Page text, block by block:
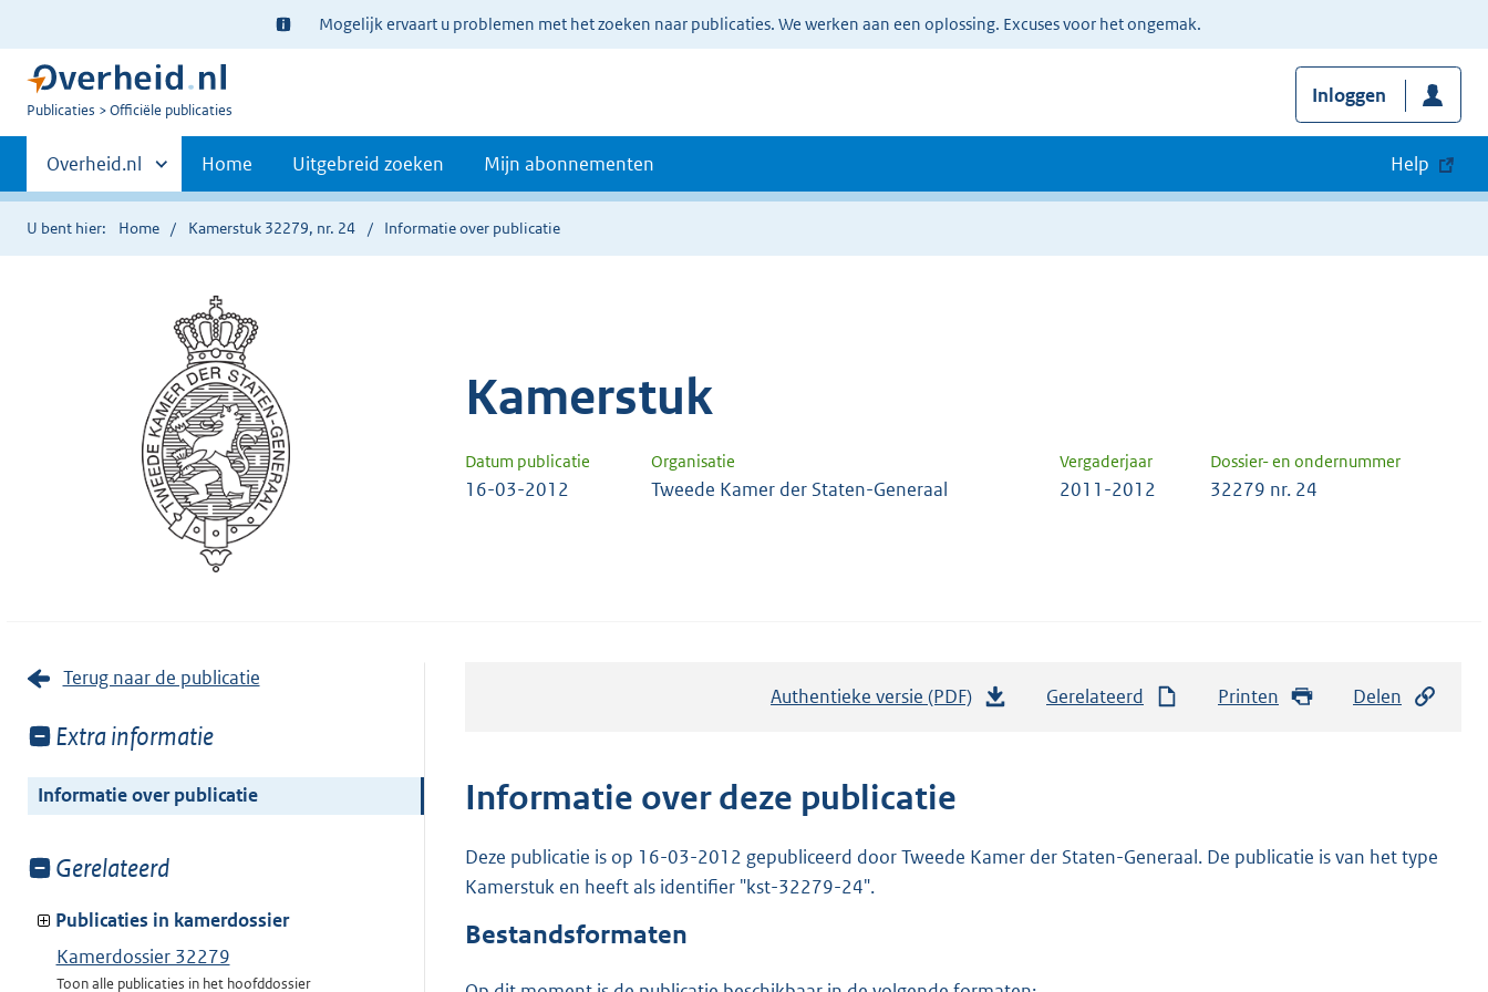
Ter
informatie:
Mogelijk ervaart u problemen met het zoeken naar publicaties. We werken aan een oplossing. Excuses voor het ongemak.
U
Publicaties Officiële publicaties
Inloggen
Primaire
navigatie
Andere
sites
binnen
Overheid.nl Home Uitgebreid zoeken Mijn abonnementen Help
U bent hier: Home Kamerstuk 32279, nr. 24 Informatie over publicatie
Kamerstuk
Datum publicatie Organisatie Vergaderjaar Dossier- en ondernummer
16-03-2012 Tweede Kamer der Staten-Generaal 2011-2012 32279 nr. 24
Terug naar de publicatie
Toon
van:
Extra informatie
Informatie over publicatie
Toon
van:
Gerelateerd
Publicaties in kamerdossier
Kamerdossier 32279
Toon alle publicaties in het hoofddossier
Authentieke versie (PDF)
n
Gerelateerd Printen Delen
Informatie over deze publicatie
Deze publicatie is op 16-03-2012 gepubliceerd door Tweede Kamer der Staten-Generaal. De publicatie is van het type
Kamerstuk en heeft als identifier "kst-32279-24".
Bestandsformaten